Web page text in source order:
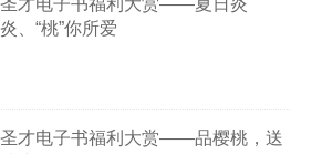
炎、“桃”你所爱
圣才电子书福利大赏——品樱桃，送